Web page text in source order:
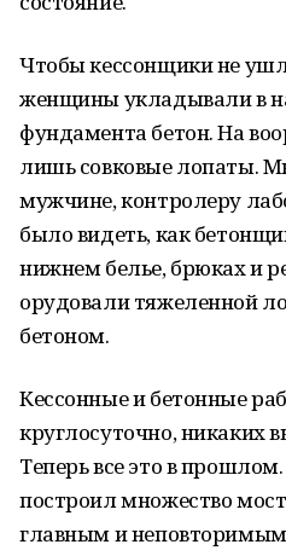
Чтобы кессонщики не
женщины укладывали в
фундамента бетон. На
лишь совковые лопаты.
мужчине, контролеру
было видеть, как
нижнем белье, брюках и
орудовали тяжеленной
бетоном.
Кессонные и бетонные
круглосуточно, никаких
Теперь все это в
построил множество
главным и неповторимым